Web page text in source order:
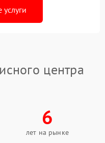
услуги
центра
6
лет на рынке